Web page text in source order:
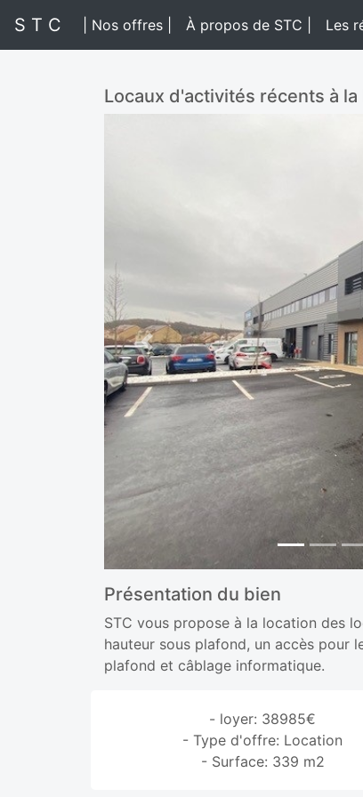
S T C | Nos offres | À propos de STC | Les
Locaux d'activités récents à
Previous
Présentation du bien
STC vous propose à la location des
hauteur sous plafond, un accès pour
plafond et câblage informatique.
- loyer: 38985€
- Type d'offre: Location
- Surface: 339 m2